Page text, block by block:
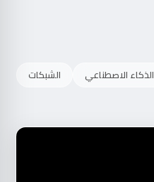
الذكاء الاصطناعي
الشبكات